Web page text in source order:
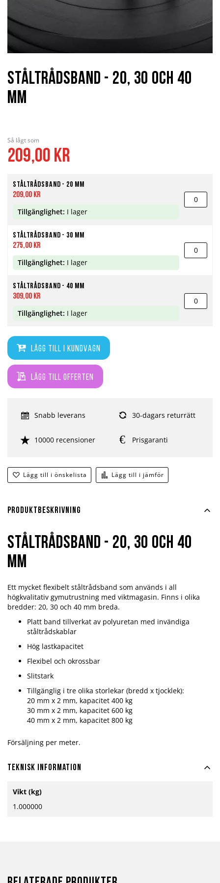
Så lågt som
209,00 kr
Ståltrådsband - 20 mm
209,00 kr
Tillgänglighet: I lager
Ståltrådsband - 30 mm
275,00 kr
Tillgänglighet: I lager
Ståltrådsband - 40 mm
309,00 kr
Tillgänglighet: I lager
Lägg till i kundvagn
Lägg till offerten
Lägg till i önskelista Lägg till i jämför
Snabb leverans 30-dagars returrätt
10000 recensioner Prisgaranti
Ståltrådsband - 20, 30 och 40
mm
början
av
bildgalleriet
Produktbeskrivning
Ståltrådsband - 20, 30 och 40
mm
Ett mycket flexibelt ståltrådsband som används i all
högkvalitativ gymutrustning med viktmagasin. Finns i olika
bredder: 20, 30 och 40 mm breda.
Platt band tillverkat av polyuretan med invändiga
ståltrådskablar
Hög lastkapacitet
Flexibel och okrossbar
Slitstark
Tillgänglig i tre olika storlekar (bredd x tjocklek):
20 mm x 2 mm, kapacitet 400 kg
30 mm x 2 mm, kapacitet 600 kg
40 mm x 2 mm, kapacitet 800 kg
Försäljning per meter.
Teknisk information
information
Vikt (kg)
1.000000